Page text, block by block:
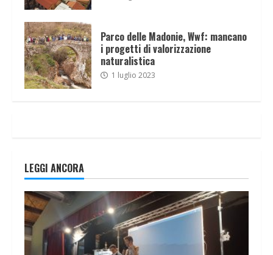
Parco delle Madonie, Wwf: mancano
i progetti di valorizzazione
naturalistica
1 luglio 2023
LEGGI ANCORA